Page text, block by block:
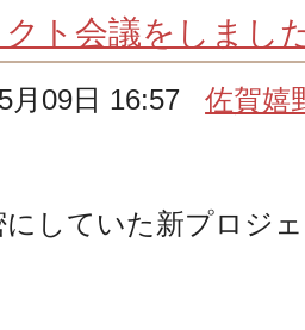
ト会議をしまし
月09日 16:57佐賀嬉
にしていた新プロジ